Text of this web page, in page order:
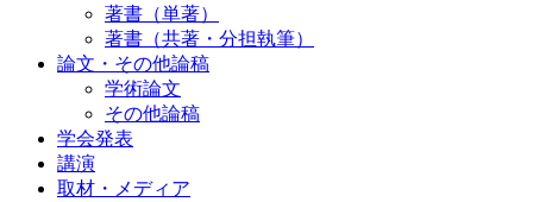
著書（単著）
著書（共著・分担執筆）
論文・その他論稿
学術論文
その他論稿
学会発表
講演
取材・メディア